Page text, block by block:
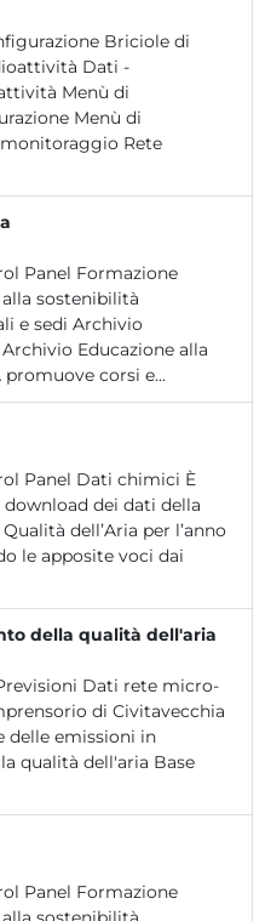
Briciole di
Dati -
Menù di
Menù di
Rete
Panel Formazione
sostenibilità
e sedi Archivio
Educazione alla
promuove corsi e...
Panel Dati chimici È
dei dati della
dell’Aria per l’anno
le apposite voci dai
della qualità dell'aria
Dati rete micro-
di Civitavecchia
delle emissioni in
qualità dell'aria Base
Panel Formazione